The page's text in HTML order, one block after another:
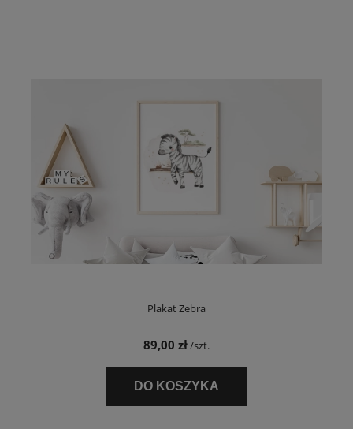
Plakat Zebra
89,00 zł/szt.
DO KOSZYKA